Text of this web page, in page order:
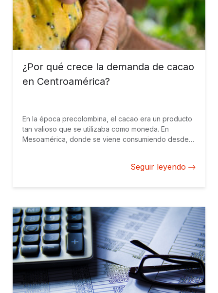
¿Por qué crece la demanda de cacao
en Centroamérica?
En la época precolombina, el cacao era un producto
tan valioso que se utilizaba como moneda. En
Mesoamérica, donde se viene consumiendo desde
te comprabas un huevo de pavo, por cien un pavo
Seguir leyendo